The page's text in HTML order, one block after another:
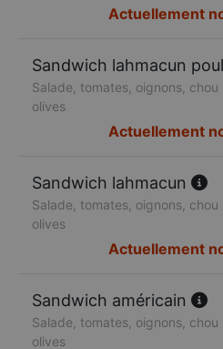
Actuellement
Sandwich lahmacun
Salade, tomates, oignons, chou
olives
Actuellement
Sandwich lahmacun
Salade, tomates, oignons, chou
olives
Actuellement
Sandwich américain
Salade, tomates, oignons, chou
olives